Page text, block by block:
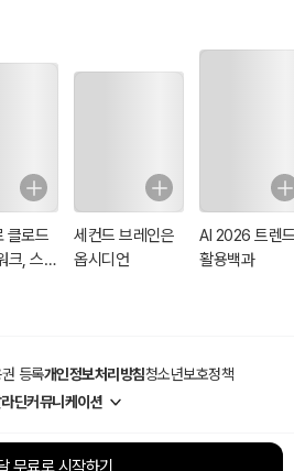
클로드
크, 스
세컨드 브레인은
옵시디언
AI 2026 트렌
활용백과
등록개인정보처리방침청소년보호정책
딘커뮤니케이션
무료로 시작하기